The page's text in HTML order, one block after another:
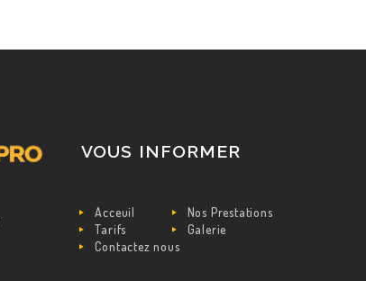
VOUS INFORMER
Acceuil
Nos Prestations
Tarifs
Galerie
Contactez nous